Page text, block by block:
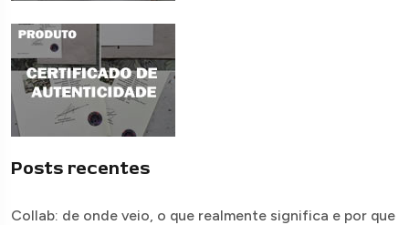
Posts recentes
Collab: de onde veio, o que realmente significa e por que